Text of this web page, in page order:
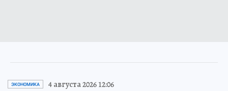
ЭКОНОМИКА 4 августа 2026 12:06